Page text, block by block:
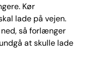
Kør
lade på vejen.
så forlænger
at skulle lade